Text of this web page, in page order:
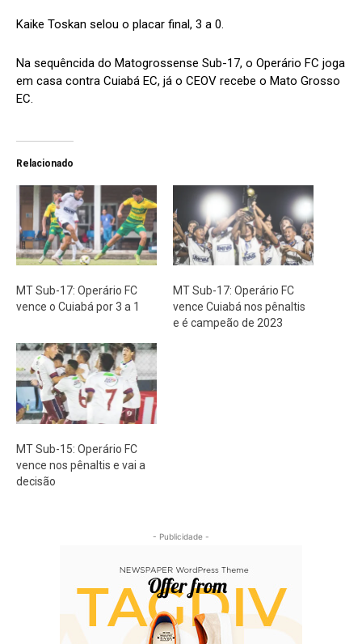
Kaike Toskan selou o placar final, 3 a 0.
Na sequêncida do Matogrossense Sub-17, o Operário FC joga
em casa contra Cuiabá EC, já o CEOV recebe o Mato Grosso
EC.
Relacionado
MT Sub-17: Operário FC
vence o Cuiabá por 3 a 1
MT Sub-17: Operário FC
vence Cuiabá nos pênaltis
e é campeão de 2023
MT Sub-15: Operário FC
vence nos pênaltis e vai a
decisão
- Publicidade -